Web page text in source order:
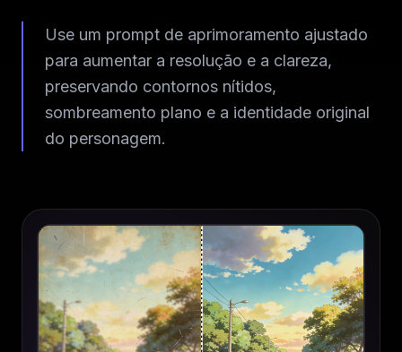
Use um prompt de aprimoramento ajustado
para aumentar a resolução e a clareza,
preservando contornos nítidos,
sombreamento plano e a identidade original
do personagem.